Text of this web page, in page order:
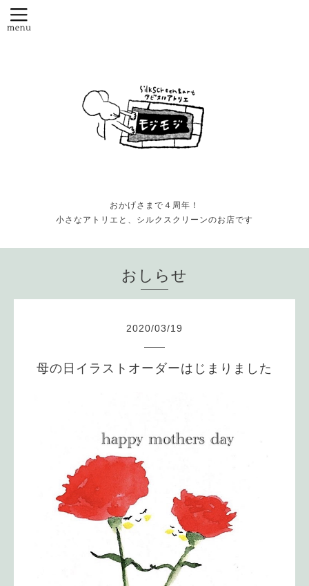
おかげさまで４周年！
小さなアトリエと、シルクスクリーンのお店です
おしらせ
2020/03/19
母の日イラストオーダーはじまりました